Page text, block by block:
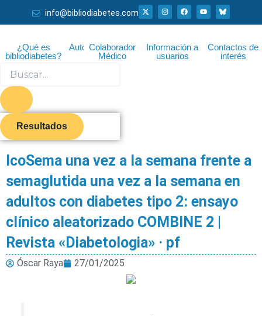
al
info@bibliodiabetes.com
X
-
t
t
t
I
n
s
r
a
F
a
c
o
o
k
Y
o
u
¿Qué es
bibliodiabetes?
AutorColaborador
Médico
Información a
usuarios
Contactos de
interés
Resultados
IcoSema una vez a la semana frente a
semaglutida una vez a la semana en
adultos con diabetes tipo 2: ensayo
clínico aleatorizado COMBINE 2 |
Revista «Diabetologia» · pf
Óscar Raya 27/01/2025